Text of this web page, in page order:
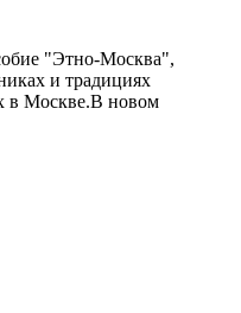
"Этно-Москва",
и традициях
в Москве.В новом